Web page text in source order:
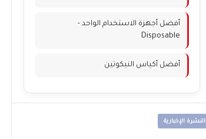
أفضل أجهزة الاستخدام الواحد -
Disposable
أفضل أكياس النيكوتين
النشرة الإخبارية